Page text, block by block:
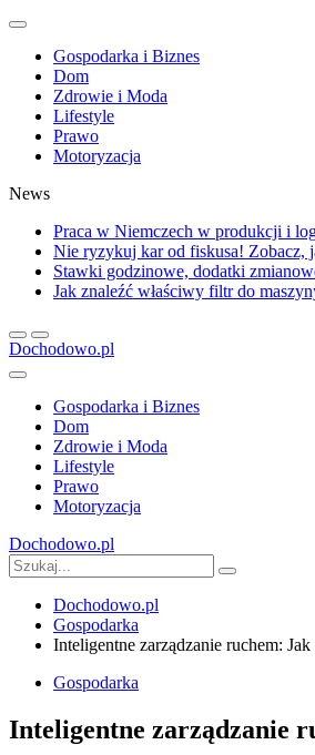
Gospodarka i Biznes
Dom
Zdrowie i Moda
Lifestyle
Prawo
Motoryzacja
News
Praca w Niemczech w produkcji i
Nie ryzykuj kar od fiskusa! Zobacz,
Stawki godzinowe, dodatki
Jak znaleźć właściwy filtr do
Dochodowo.pl
Gospodarka i Biznes
Dom
Zdrowie i Moda
Lifestyle
Prawo
Motoryzacja
Dochodowo.pl
Dochodowo.pl
Gospodarka
Inteligentne zarządzanie ruchem:
Gospodarka
Inteligentne zarządzanie